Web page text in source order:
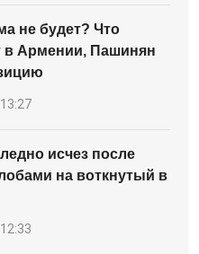
не будет? Что
в Армении, Пашинян
исчез после
на воткнутый в